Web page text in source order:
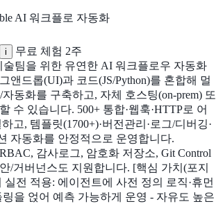
AI 워크플로 자동화
i
무료 체험 2주
술팀을 위한 유연한 AI 워크플로우 자동화
앤드롭(UI)과 코드(JS/Python)를 혼합해 멀
동화를 구축하고, 자체 호스팅(on-prem) 또
수 있습니다. 500+ 통합·웹훅·HTTP로 어
고, 템플릿(1700+)·버전관리·로그/디버깅·
자동화를 안정적으로 운영합니다.
감사로그, 암호화 저장소, Git Control
/거버넌스도 지원합니다. [핵심 가치(포지
전 적용: 에이전트에 사전 정의 로직·휴먼
링을 얹어 예측 가능하게 운영 - 자유도 높은